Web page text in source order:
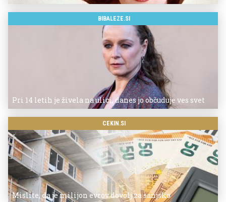
BIBALEZE.SI
Pri 14 letih je živela na ulici, danes jo občuduje ves svet
CEKIN.SI
Mislite, da je milijon evrov dovolj za sanjsko